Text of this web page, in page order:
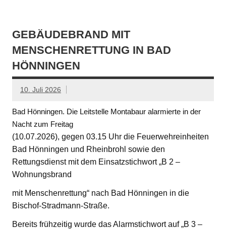
GEBÄUDEBRAND MIT
MENSCHENRETTUNG IN BAD
HÖNNINGEN
10. Juli 2026
Bad Hönningen. Die Leitstelle Montabaur alarmierte in der
Nacht zum Freitag
(10.07.2026), gegen 03.15 Uhr die Feuerwehreinheiten
Bad Hönningen und Rheinbrohl sowie den
Rettungsdienst mit dem Einsatzstichwort „B 2 –
Wohnungsbrand
mit Menschenrettung“ nach Bad Hönningen in die
Bischof-Stradmann-Straße.
Bereits frühzeitig wurde das Alarmstichwort auf „B 3 –